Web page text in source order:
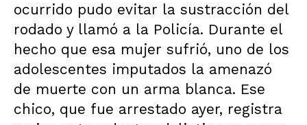
ocurrido pudo evitar la sustracción del
rodado y llamó a la Policía. Durante el
hecho que esa mujer sufrió, uno de los
adolescentes imputados la amenazó
de muerte con un arma blanca. Ese
chico, que fue arrestado ayer, registra